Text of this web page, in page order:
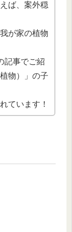
ば、案外穏
が家の植物
記事でご紹
物）」の子
ています！